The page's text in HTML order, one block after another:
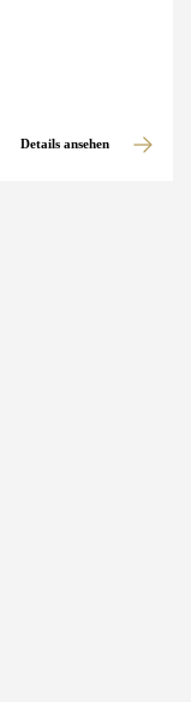
Details ansehen